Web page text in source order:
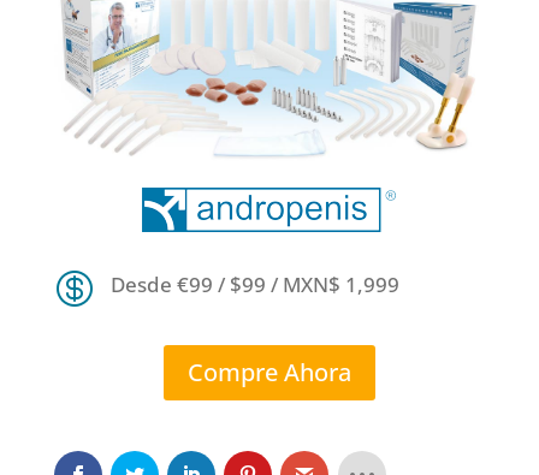
 Desde €99 / $99 / MXN$ 1,999
Compre Ahora